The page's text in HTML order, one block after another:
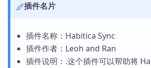
插件名片
插件名称：Habitica Sync
插件作者：Leoh and Ran
插件说明：.这个插件可以帮助将